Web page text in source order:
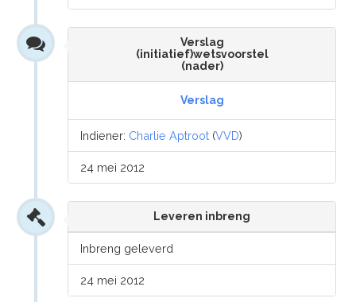
Verslag
(initiatief)wetsvoorstel
(nader)
Verslag
Indiener: Charlie Aptroot (VVD)
24 mei 2012
Leveren inbreng
Inbreng geleverd
24 mei 2012